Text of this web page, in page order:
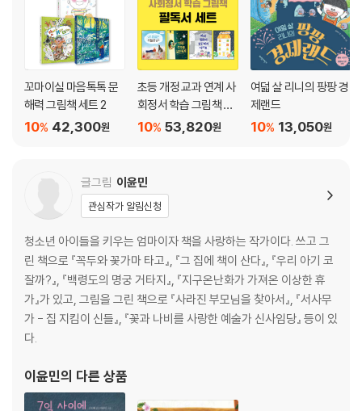
꼬마이실 마음톡톡 문
해력 그림책 세트 2
42,300원
10%
초등 개정 교과 연계 사
회정서 학습 그림책 세
트
53,820원
10%
여덟 살 리니의 팡팡 경
제랜드
13,050원
10%
글그림 이윤민
관심작가 알림신청
청소년 아이들을 키우는 엄마이자 책을 사랑하는 작가이다. 쓰고 그
린 책으로 『꼭두와 꽃가마 타고』, 『그 집에 책이 산다』, 『우리 아기 코
잘까?』, 『백령도의 명궁 거타지』, 『지구온난화가 가져온 이상한 휴
가』가 있고, 그림을 그린 책으로 『사라진 부모님을 찾아서』, 『서사무
가 - 집 지킴이 신들』, 『꽃과 나비를 사랑한 예술가 신사임당』 등이 있
다.
이윤민의 다른 상품